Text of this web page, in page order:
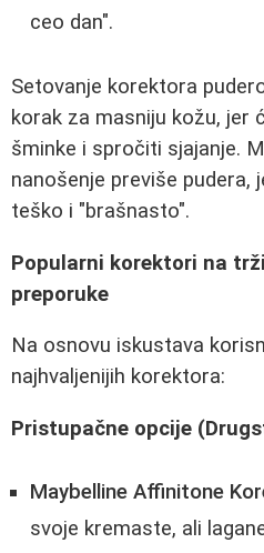
ceo dan".
Setovanje korektora
korak za masniju kožu, jer
šminke i spročiti sjajanje.
nanošenje previše pudera,
teško i "brašnasto".
Popularni korektori na
preporuke
Na osnovu iskustava
najhvaljenijih korektora:
Pristupačne opcije
Maybelline Affinitone
svoje kremaste, ali